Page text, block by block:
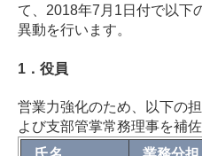
て、 2018年7月 1 日付で以下
異動を行います。
1．役員
営業力強化のため、以下の
よび支部管掌常務理事を補佐